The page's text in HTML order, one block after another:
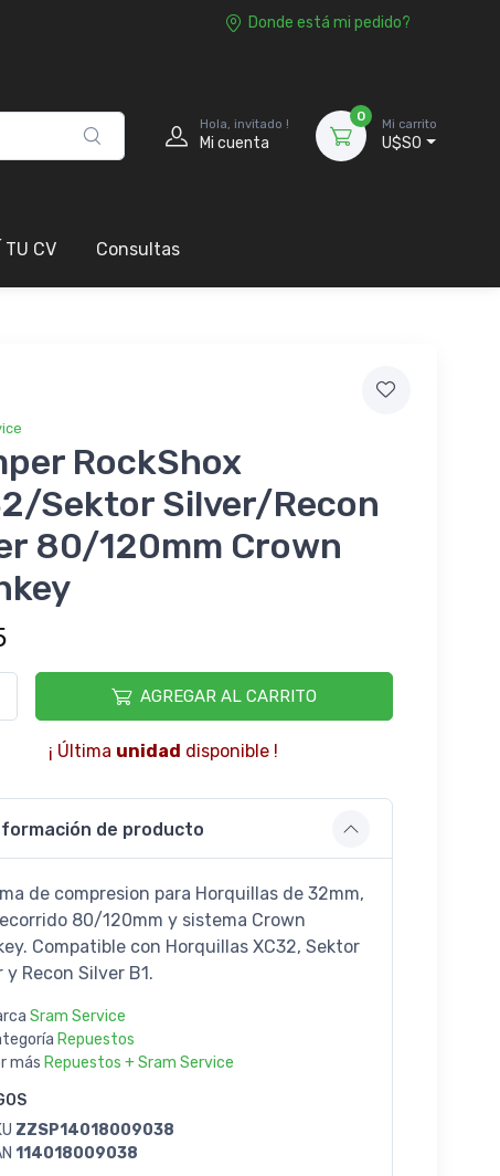
Donde está mi pedido?
Hola, invitado !
Mi cuenta
0
Mi carrito
U$S0
TU CV Consultas
RockShox
Sektor Silver/Recon
80/120mm Crown
AGREGAR AL CARRITO
¡ Última unidad disponible !
de producto
de compresion para Horquillas de 32mm,
80/120mm y sistema Crown
Compatible con Horquillas XC32, Sektor
y Recon Silver B1.
Sram Service
Repuestos
más Repuestos + Sram Service
ZZSP14018009038
114018009038